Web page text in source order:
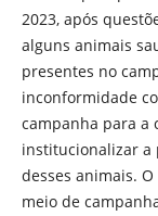
2023, após
alguns animais
presentes no
inconformidade
campanha para a
institucionalizar a
desses animais.
meio de